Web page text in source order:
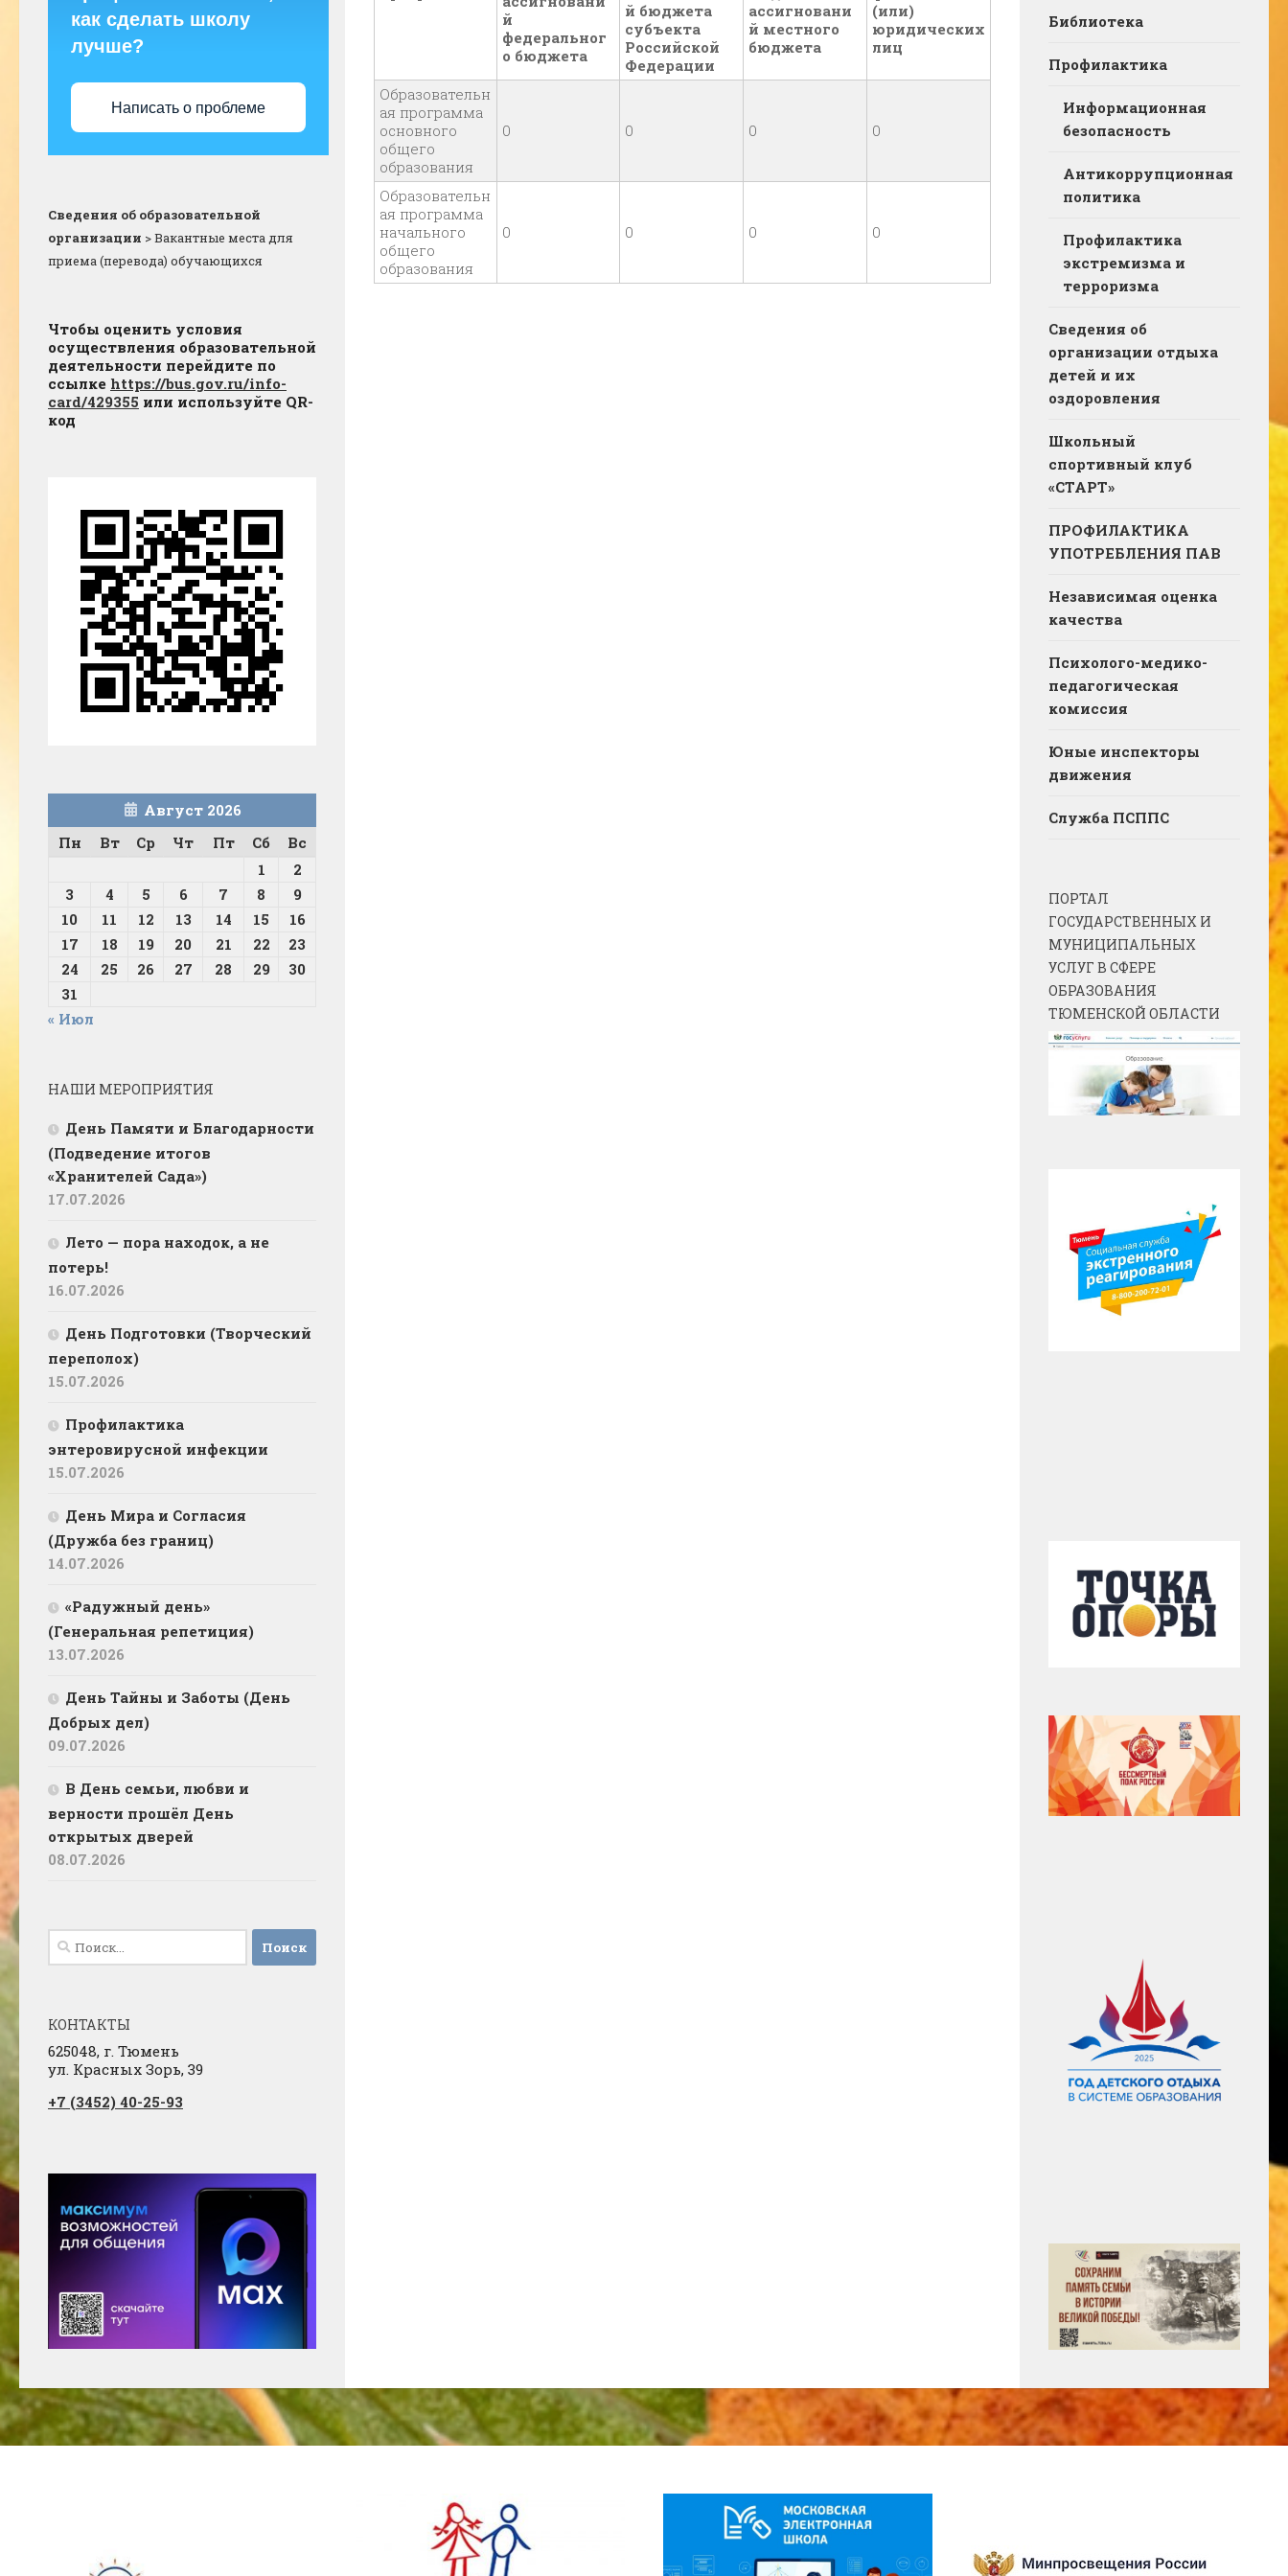
й
федеральног
о бюджета
й бюджета
субъекта
Российской
Федерации
ассигновани
й местного
бюджета
(или)
юридических
лиц
Образовательн
ая программа
основного
общего
образования
0 0 0 0
Образовательн
ая программа
начального
общего
образования
0 0 0 0
как сделать школу
лучше?
Написать о проблеме
Сведения об образовательной
организации >Вакантные места для
приема (перевода) обучающихся
Чтобы оценить условия
осуществления образовательной
деятельности перейдите по
ссылке https://bus.gov.ru/info-
card/429355 или используйте QR-
код
Август 2026
Пн
Вт Ср Чт Пт Сб
Вс
1
2
3
4 5 6 7 8
9
10
11 12 13 14 15
16
17
18 19 20 21 22
23
24
25 26 27 28 29
30
31
« Июл
НАШИ МЕРОПРИЯТИЯ
День Памяти и Благодарности
(Подведение итогов
«Хранителей Сада»)
17.07.2026
Лето — пора находок, а не
потерь!
16.07.2026
День Подготовки (Творческий
переполох)
15.07.2026
Профилактика
энтеровирусной инфекции
15.07.2026
День Мира и Согласия
(Дружба без границ)
14.07.2026
«Радужный день»
(Генеральная репетиция)
13.07.2026
День Тайны и Заботы (День
Добрых дел)
09.07.2026
В День семьи, любви и
верности прошёл День
открытых дверей
08.07.2026
Найти:
КОНТАКТЫ
625048, г. Тюмень
ул. Красных Зорь, 39
+7 (3452) 40-25-93
Библиотека
Профилактика
Информационная
безопасность
Антикоррупционная
политика
Профилактика
экстремизма и
терроризма
Сведения об
организации отдыха
детей и их
оздоровления
Школьный
спортивный клуб
«СТАРТ»
ПРОФИЛАКТИКА
УПОТРЕБЛЕНИЯ ПАВ
Независимая оценка
качества
Психолого-медико-
педагогическая
комиссия
Юные инспекторы
движения
Служба ПСППС
ПОРТАЛ
ГОСУДАРСТВЕННЫХ И
МУНИЦИПАЛЬНЫХ
УСЛУГ В СФЕРЕ
ОБРАЗОВАНИЯ
ТЮМЕНСКОЙ ОБЛАСТИ